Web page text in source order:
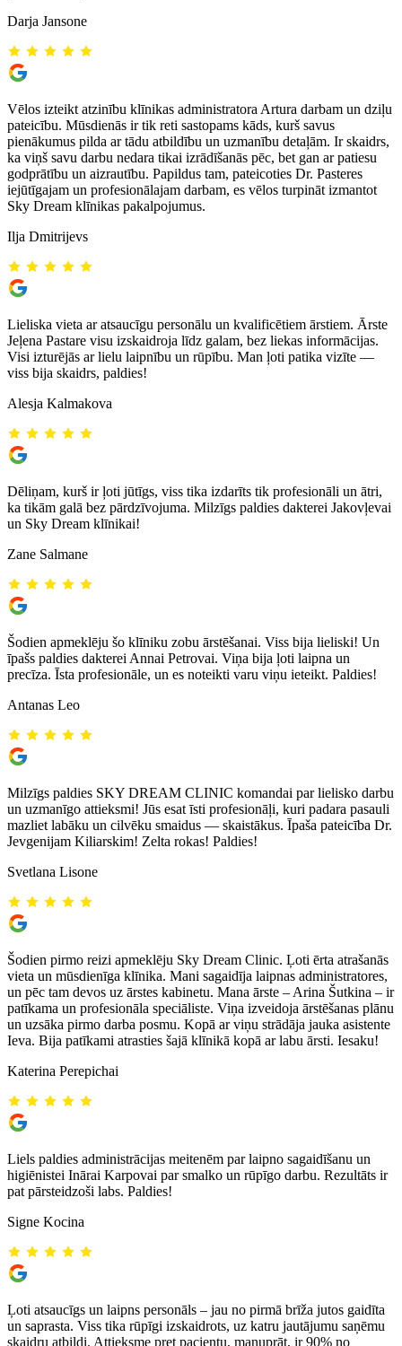
Darja Jansone
Vēlos izteikt atzinību klīnikas administratora Artura darbam un dziļu
pateicību. Mūsdienās ir tik reti sastopams kāds, kurš savus
pienākumus pilda ar tādu atbildību un uzmanību detaļām. Ir skaidrs,
ka viņš savu darbu nedara tikai izrādīšanās pēc, bet gan ar patiesu
godprātību un aizrautību. Papildus tam, pateicoties Dr. Pasteres
iejūtīgajam un profesionālajam darbam, es vēlos turpināt izmantot
Sky Dream klīnikas pakalpojumus.
Ilja Dmitrijevs
Lieliska vieta ar atsaucīgu personālu un kvalificētiem ārstiem. Ārste
Jeļena Pastare visu izskaidroja līdz galam, bez liekas informācijas.
Visi izturējās ar lielu laipnību un rūpību. Man ļoti patika vizīte —
viss bija skaidrs, paldies!
Alesja Kalmakova
Dēliņam, kurš ir ļoti jūtīgs, viss tika izdarīts tik profesionāli un ātri,
ka tikām galā bez pārdzīvojuma. Milzīgs paldies dakterei Jakovļevai
un Sky Dream klīnikai!
Zane Salmane
Šodien apmeklēju šo klīniku zobu ārstēšanai. Viss bija lieliski! Un
īpašs paldies dakterei Annai Petrovai. Viņa bija ļoti laipna un
precīza. Īsta profesionāle, un es noteikti varu viņu ieteikt. Paldies!
Antanas Leo
Milzīgs paldies SKY DREAM CLINIC komandai par lielisko darbu
un uzmanīgo attieksmi! Jūs esat īsti profesionāļi, kuri padara pasauli
mazliet labāku un cilvēku smaidus — skaistākus. Īpaša pateicība Dr.
Jevgenijam Kiliarskim! Zelta rokas! Paldies!
Svetlana Lisone
Šodien pirmo reizi apmeklēju Sky Dream Clinic. Ļoti ērta atrašanās
vieta un mūsdienīga klīnika. Mani sagaidīja laipnas administratores,
un pēc tam devos uz ārstes kabinetu. Mana ārste – Arina Šutkina – ir
patīkama un profesionāla speciāliste. Viņa izveidoja ārstēšanas plānu
un uzsāka pirmo darba posmu. Kopā ar viņu strādāja jauka asistente
Ieva. Bija patīkami atrasties šajā klīnikā kopā ar labu ārsti. Iesaku!
Katerina Perepichai
Liels paldies administrācijas meitenēm par laipno sagaidīšanu un
higiēnistei Inārai Karpovai par smalko un rūpīgo darbu. Rezultāts ir
pat pārsteidzoši labs. Paldies!
Signe Kocina
Ļoti atsaucīgs un laipns personāls – jau no pirmā brīža jutos gaidīta
un saprasta. Viss tika rūpīgi izskaidrots, uz katru jautājumu saņēmu
skaidru atbildi. Attieksme pret pacientu, manuprāt, ir 90% no